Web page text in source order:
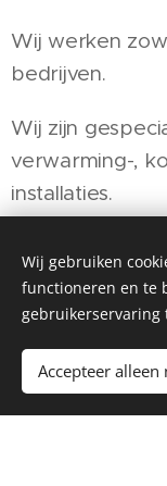
Wij werken
bedrijven.
Wij zijn
verwarming-,
installaties.
offerte, neem
Wij gebruiken
functioneren en te
gebruikerservaring
Accepteer